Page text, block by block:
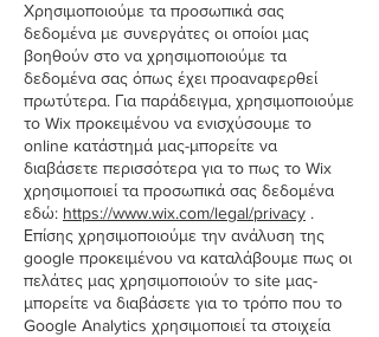
Χρησιμοποιούμε τα προσωπικά σας
δεδομένα με συνεργάτες οι οποίοι μας
βοηθούν στο να χρησιμοποιούμε τα
δεδομένα σας όπως έχει προαναφερθεί
πρωτύτερα. Για παράδειγμα, χρησιμοποιούμε
το Wix προκειμένου να ενισχύσουμε το
online κατάστημά μας-μπορείτε να
διαβάσετε περισσότερα για το πως το Wix
χρησιμοποιεί τα προσωπικά σας δεδομένα
εδώ: https://www.wix.com/legal/privacy .
Επίσης χρησιμοποιούμε την ανάλυση της
google προκειμένου να καταλάβουμε πως οι
πελάτες μας χρησιμοποιούν το site μας-
μπορείτε να διαβάσετε για το τρόπο που το
Google Analytics χρησιμοποιεί τα στοιχεία